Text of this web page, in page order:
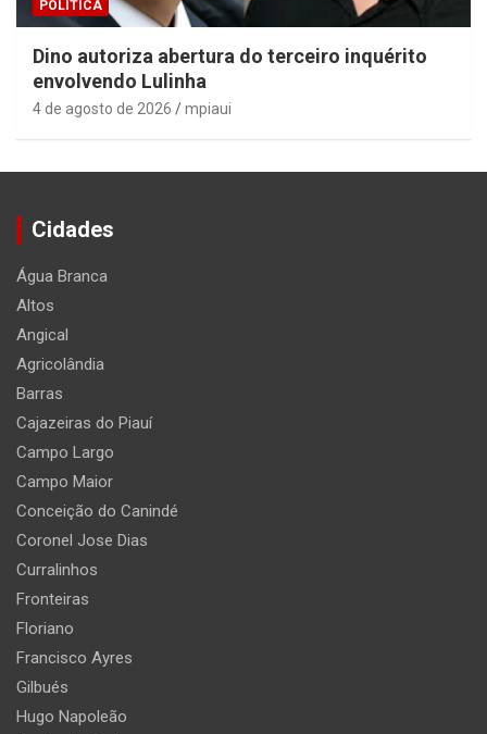
POLÍTICA
Dino autoriza abertura do terceiro inquérito
envolvendo Lulinha
4 de agosto de 2026 mpiaui
Cidades
Água Branca
Altos
Angical
Agricolândia
Barras
Cajazeiras do Piauí
Campo Largo
Campo Maior
Conceição do Canindé
Coronel Jose Dias
Curralinhos
Fronteiras
Floriano
Francisco Ayres
Gilbués
Hugo Napoleão